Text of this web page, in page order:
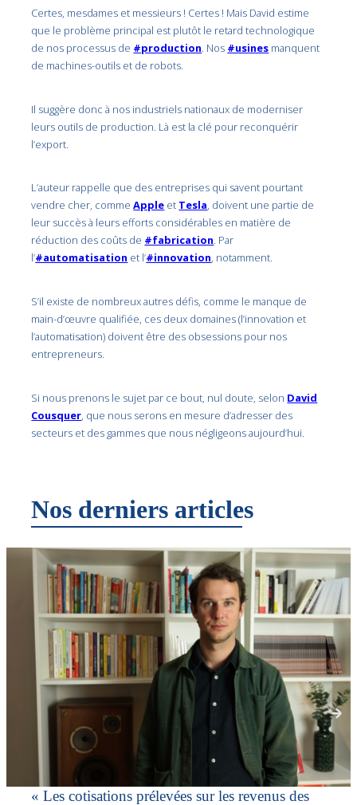
Certes, mesdames et messieurs ! Certes ! Mais David estime
que le problème principal est plutôt le retard technologique
de nos processus de #production. Nos #usines manquent
de machines-outils et de robots.
Il suggère donc à nos industriels nationaux de moderniser
leurs outils de production. Là est la clé pour reconquérir
l’export.
L’auteur rappelle que des entreprises qui savent pourtant
vendre cher, commeApple et Tesla, doivent une partie de
leur succès à leurs efforts considérables en matière de
réduction des coûts de #fabrication. Par
l’#automatisation et l’#innovation, notamment.
S’il existe de nombreux autres défis, comme le manque de
main-d’œuvre qualifiée, ces deux domaines (l’innovation et
l’automatisation) doivent être des obsessions pour nos
entrepreneurs.
Si nous prenons le sujet par ce bout, nul doute, selon David
Cousquer, que nous serons en mesure d’adresser des
secteurs et des gammes que nous négligeons aujourd’hui.
Nos derniers articles
« Les cotisations prélevées sur les revenus des